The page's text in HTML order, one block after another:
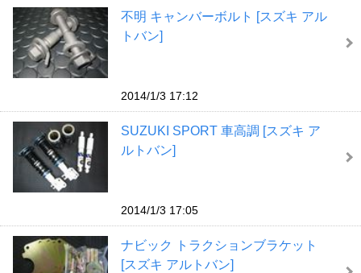
不明 キャンバーボルト [スズキ アル
トバン]
2014/1/3 17:12
SUZUKI SPORT 車高調 [スズキ ア
ルトバン]
2014/1/3 17:05
ナビック トラクションブラケット
[スズキ アルトバン]